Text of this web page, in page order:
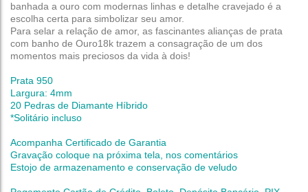
banhada a ouro com modernas linhas e detalhe cravejado é a
escolha certa para simbolizar seu amor.
Para selar a relação de amor, as fascinantes alianças de prata
com banho de Ouro18k trazem a consagração de um dos
momentos mais preciosos da vida à dois!
Prata 950
Largura: 4mm
20 Pedras de Diamante Híbrido
*Solitário incluso
Acompanha Certificado de Garantia
Gravação coloque na próxima tela, nos comentários
Estojo de armazenamento e conservação de veludo